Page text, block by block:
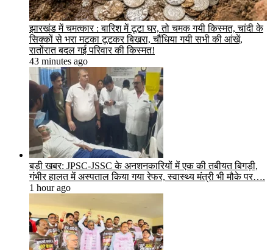
झारखंड में चमत्कार : बारिश में टूटा घर, तो चमक गयी किस्मत, चांदी के
सिक्कों से भरा मटका टूटकर बिखरा, चौंधिया गयी सभी की आंखें,
रातोंरात बदल गई परिवार की किस्मत!
43 minutes ago
बड़ी खबर: JPSC-JSSC के अनशनकारियों में एक की तबीयत बिगड़ी,
गंभीर हालत में अस्पताल किया गया रेफर, स्वास्थ्य मंत्री भी मौके पर….
1 hour ago